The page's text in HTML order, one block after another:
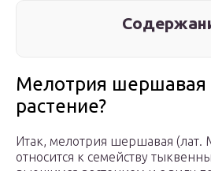
Мелотрия шершавая
растение?
Итак, мелотрия шершавая (лат.
относится к семейству